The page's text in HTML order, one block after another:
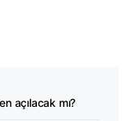
açılacak mı?